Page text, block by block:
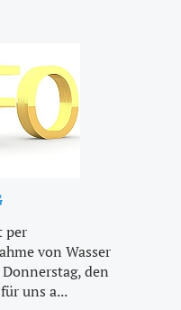
per
von Wasser
den
uns a...